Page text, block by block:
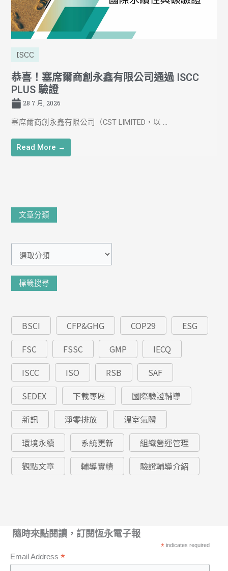
ISCC
恭喜！塞席爾商創永鑫有限公司通過 ISCC
PLUS 驗證
28 7 月, 2026
塞席爾商創永鑫有限公司（CST LIMITED，以 ...
Read More →
文章分類
章
標籤搜尋
BSCI CFP&GHG COP29
ESG
FSC
FSSC GMP
IECQ
ISCC
ISO RSB
SAF
SEDEX
下載專區
國際驗證輔導
新訊
淨零排放
溫室氣體
環境永續
系統更新
組織營運管理
觀點文章
輔導實績 驗證輔導介紹
隨時來點閱讀，訂閱恆永電子報
*indicates required
Email Address *